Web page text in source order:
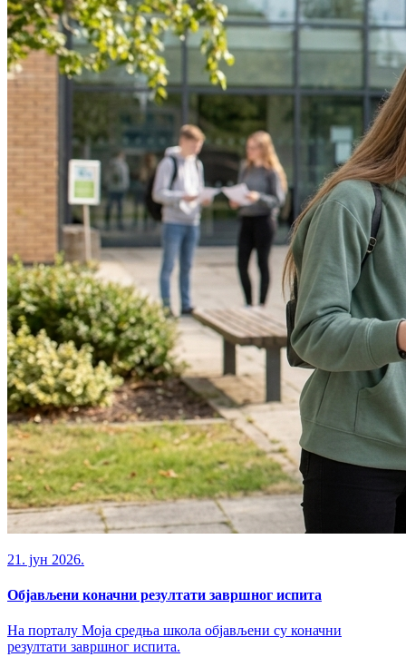
21. јун 2026.
Објављени коначни резултати завршног испита
На порталу Моја средња школа објављени су коначни
резултати завршног испита.